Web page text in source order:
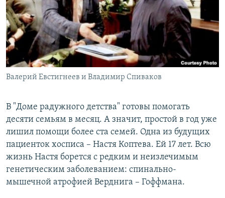
Валерий Евстигнеев и Владимир Спиваков
В "Доме радужного детства" готовы помогать
десяти семьям в месяц. А значит, простой в год уже
лишил помощи более ста семей. Одна из будущих
пациенток хосписа – Настя Коптева. Ей 17 лет. Всю
жизнь Настя борется с редким и неизлечимым
генетическим заболеванием: спинально-
мышечной атрофией Верднига – Гоффмана.